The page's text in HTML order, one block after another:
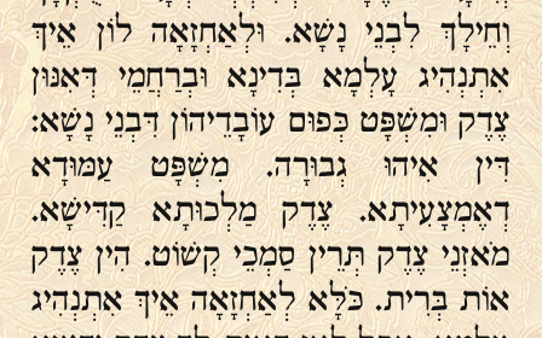
וְחֵילָךְ לִבְנֵי נָשָׁא. וּלְאַחְזָאָה לוֹן אֵיךְ
אִתְנְהִיג עָלְמָא בְּדִינָא וּבְרַחֲמֵי דְּאִנּוּן
צֶדֶק וּמִשְׁפָּט כְּפוּם עוֹבָדֵיהוֹן דִּבְנֵי נָשָׁא:
דִּין אִיהוּ גְבוּרָה. מִשְׁפָּט עַמּוּדָא
דְאֶמְצָעִיתָא. צֶדֶק מַלְכוּתָא קַדִּישָׁא.
מֹאזְנֵי צֶדֶק תְּרֵין סַמְכֵי קְשׁוֹט. הִין צֶדֶק
אוֹת בְּרִית. כֹּלָּא לְאַחְזָאָה אֵיךְ אִתְנְהִיג